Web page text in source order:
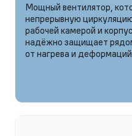
Мощный вентилятор,
непрерывную
рабочей камерой и
надёжно защищает
от нагрева и